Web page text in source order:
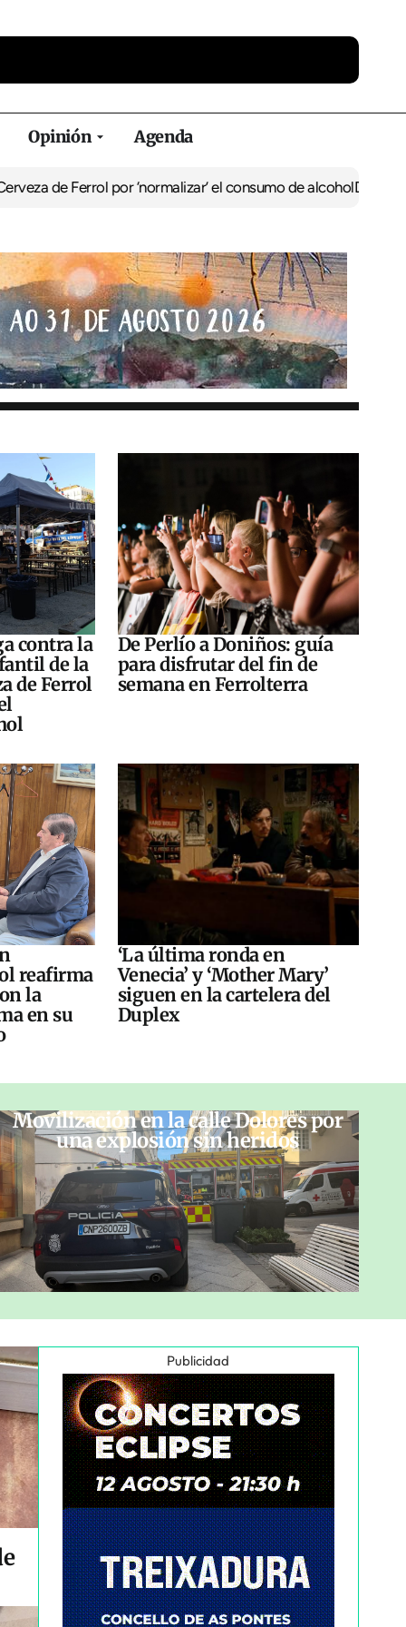
Opinión Agenda
por ‘normalizar’ el consumo de alcoholDe Perlío a
contra la
de la
de Ferrol
De Perlío a Doniños: guía
para disfrutar del fin de
semana en Ferrolterra
reafirma
la
en su
‘La última ronda en
Venecia’ y ‘Mother Mary’
siguen en la cartelera del
Duplex
Movilización en la calle Dolores por
una explosión sin heridos
Publicidad